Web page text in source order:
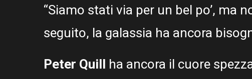
“Siamo stati via per un bel po’, ma
seguito, la galassia ha ancora
Peter Quill ha ancora il cuore